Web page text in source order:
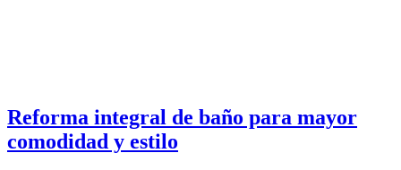
Reforma integral de baño para mayor
comodidad y estilo